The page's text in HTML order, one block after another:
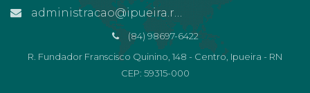
administracao@ipueira.rn.gov.br
(84) 98697-6422
R. Fundador Franscisco Quinino, 148 - Centro, Ipueira - RN
CEP: 59315-000